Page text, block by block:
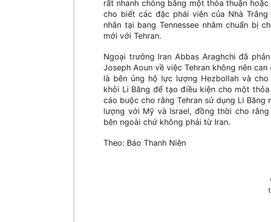
rất nhanh chóng bằng một thỏa thuận
cho biết các đặc phái viên của Nhà
nhân tại bang Tennessee nhằm chuẩn bị
mới với Tehran.
Ngoại trưởng Iran Abbas Araghchi đã
Joseph Aoun về việc Tehran không nên
là bên ủng hộ lực lượng Hezbollah và
khỏi Li Băng để tạo điều kiện cho một
cáo buộc cho rằng Tehran sử dụng Li
lượng với Mỹ và Israel, đồng thời cho
bên ngoài chứ không phải từ Iran.
Theo: Báo Thanh Niên